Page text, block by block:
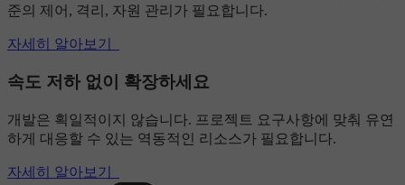
준의 제어, 격리, 자원 관리가 필요합니다.
자세히 알아보기
속도 저하 없이 확장하세요
개발은 획일적이지 않습니다. 프로젝트 요구사항에 맞춰 유연
하게 대응할 수 있는 역동적인 리소스가 필요합니다.
자세히 알아보기